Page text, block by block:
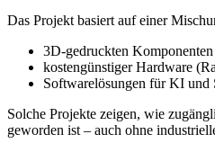
Das Projekt basiert auf einer
3D-gedruckten Komponenten
kostengünstiger Hardware
Softwarelösungen für KI und
Solche Projekte zeigen, wie
geworden ist – auch ohne